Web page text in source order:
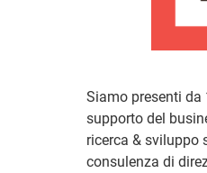
Siamo presenti da
supporto del
ricerca & sviluppo
consulenza di